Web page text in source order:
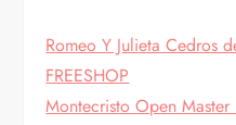
Romeo Y Julieta Cedros
FREESHOP
Montecristo Open Master